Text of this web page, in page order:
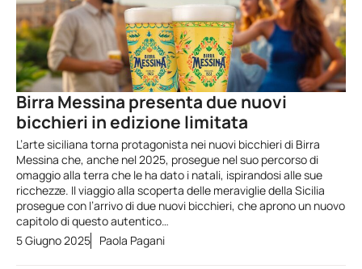
Birra Messina presenta due nuovi
bicchieri in edizione limitata
L’arte siciliana torna protagonista nei nuovi bicchieri di Birra
Messina che, anche nel 2025, prosegue nel suo percorso di
omaggio alla terra che le ha dato i natali, ispirandosi alle sue
ricchezze. Il viaggio alla scoperta delle meraviglie della Sicilia
prosegue con l’arrivo di due nuovi bicchieri, che aprono un nuovo
capitolo di questo autentico…
5 Giugno 2025
Paola Pagani